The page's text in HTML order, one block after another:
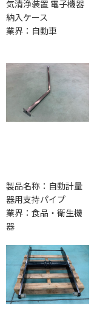
気清浄装置 電子機器
納入ケース
業界：自動車
製品名称：自動計量
器用支持パイプ
業界：食品・衛生機
器